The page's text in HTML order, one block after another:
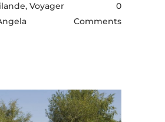
Voyager
0
Comments